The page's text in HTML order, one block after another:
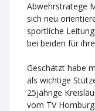
Abwehrstratege
sich neu
sportliche
bei beiden für
Geschätzt habe
als wichtige
25jährige
vom TV